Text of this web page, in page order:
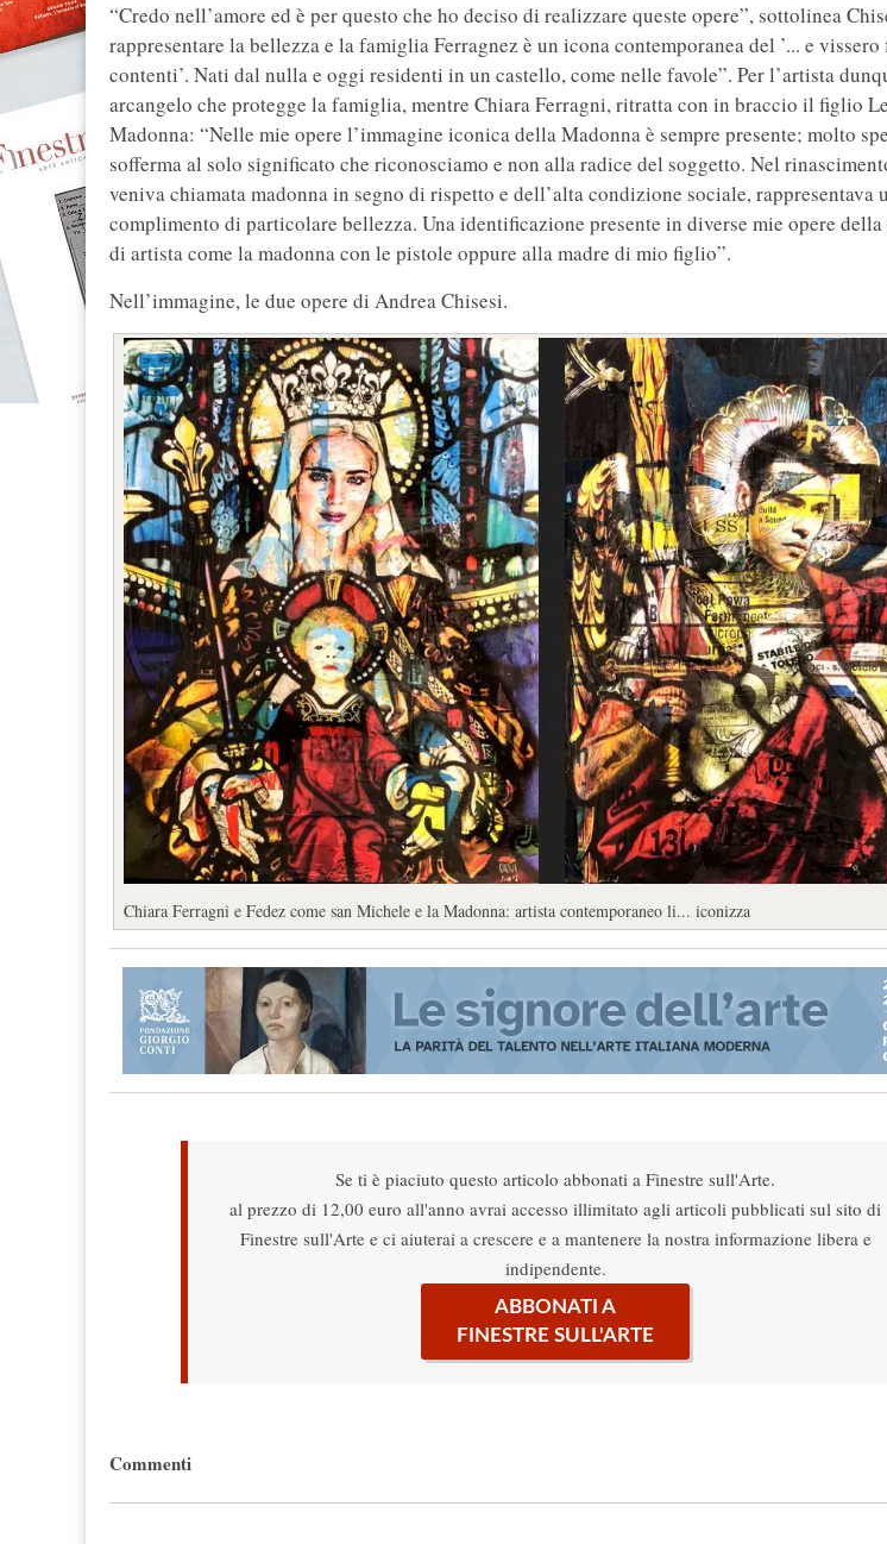
“Credo nell’amore ed è per questo che ho deciso di realizzare queste opere”, sottolinea
rappresentare la bellezza e la famiglia Ferragnez è un icona contemporanea del ’... e
contenti’. Nati dal nulla e oggi residenti in un castello, come nelle favole”. Per l’artista
arcangelo che protegge la famiglia, mentre Chiara Ferragni, ritratta con in braccio il figlio
Madonna: “Nelle mie opere l’immagine iconica della Madonna è sempre presente; molto
sofferma al solo significato che riconosciamo e non alla radice del soggetto. Nel
veniva chiamata madonna in segno di rispetto e dell’alta condizione sociale, rappresentava
complimento di particolare bellezza. Una identificazione presente in diverse mie opere
di artista come la madonna con le pistole oppure alla madre di mio figlio”.
Nell’immagine, le due opere di Andrea Chisesi.
Chiara Ferragni e Fedez come san Michele e la Madonna: artista contemporaneo li... iconizza
Se ti è piaciuto questo articolo abbonati a Finestre sull'Arte.
al prezzo di 12,00 euro all'anno avrai accesso illimitato agli articoli pubblicati sul sito di
Finestre sull'Arte e ci aiuterai a crescere e a mantenere la nostra informazione libera e
indipendente.
ABBONATI A
FINESTRE SULL'ARTE
Commenti